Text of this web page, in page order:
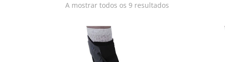
A mostrar todos os 9 resultados